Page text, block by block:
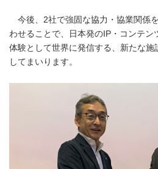
今後、2社で強固な協力・協業関係
わせることで、日本発のIP・コンテン
体験として世界に発信する、新たな施
してまいります。